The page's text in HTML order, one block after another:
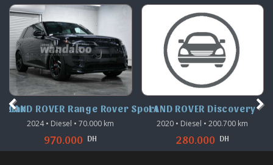
Velar
LAND ROVER Range Rover Sport
2024 • Diesel • 70.000 km
970.000 DH
LAND ROVER Discovery
2020 • Diesel • 200.700 km
280.000 DH